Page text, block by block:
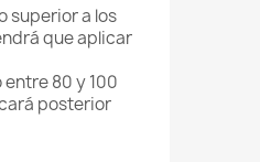
superior a los
que aplicar
80 y 100
posterior